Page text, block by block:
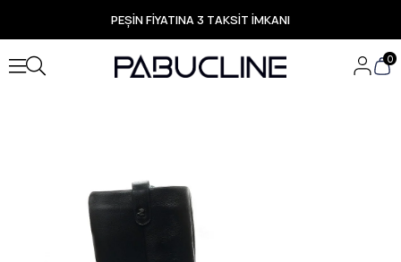
PEŞİN FİYATINA 3 TAKSİT İMKANI
TÜM ÜRÜNLERDE ÜCRETSİZ KARGO
Yeni Sezon Ürünlerde Özel Fırsatlar
Seçili Ürünlerde Hızlı Teslimat
0